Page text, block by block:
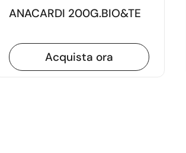
ANACARDI 200G.BIO&TE
Acquista ora